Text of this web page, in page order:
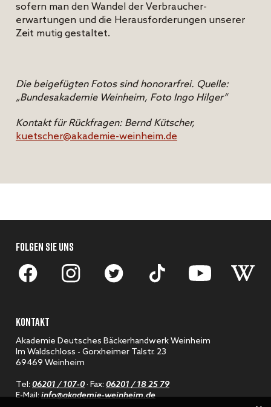
sofern man den Wandel der Verbraucher­
erwartungen und die Herausforderungen unserer
Zeit mutig gestaltet.
Die beigefügten Fotos sind honorarfrei. Quelle:
„Bundesakademie Weinheim, Foto Ingo Hilger“
Kontakt für Rückfragen: Bernd Kütscher,
kuetscher@akademie-weinheim.de
FOLGEN SIE UNS
KONTAKT
Akademie Deutsches Bäckerhandwerk Weinheim
Im Waldschloss - Gorxheimer Talstr. 23
69469 Weinheim
Tel: 06201 / 107-0 · Fax: 06201 / 18 25 79
E-Mail:info@akademie-weinheim.de